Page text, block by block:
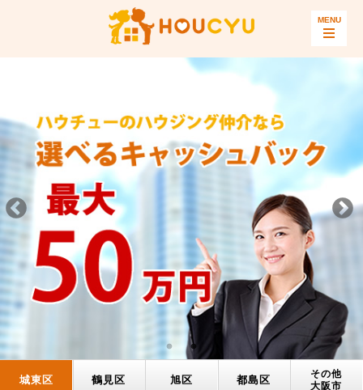
城東区 鶴見区 旭区 都島区
その他
大阪市